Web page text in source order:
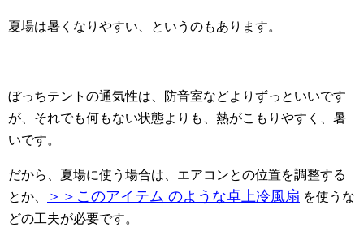
夏場は暑くなりやすい、というのもあります。
ぼっちテントの通気性は、防音室などよりずっといいです
が、それでも何もない状態よりも、熱がこもりやすく、暑
いです。
だから、夏場に使う場合は、エアコンとの位置を調整する
とか、
＞＞このアイテム のような卓上冷風扇 を使うな
どの工夫が必要です。